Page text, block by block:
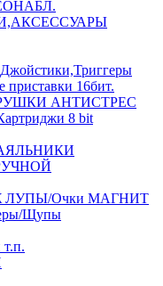
Джойстики,Триггеры
приставки 16бит.
АНТИСТРЕС
8 bit
ЛУПЫ/Очки МАГНИТ
Щупы